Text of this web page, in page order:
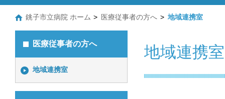
銚子市立病院 ホーム 医療従事者の方へ 地域連携室
地域連携室
医療従事者の方へ
地域連携室